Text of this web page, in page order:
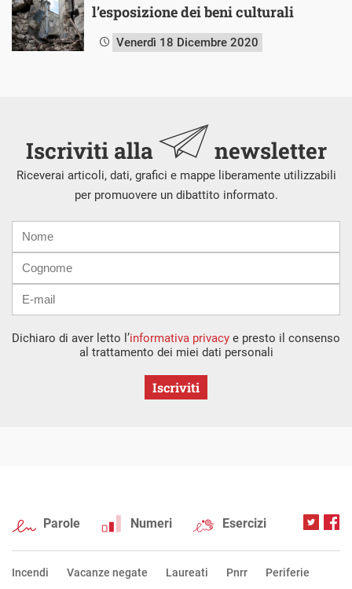
l’esposizione dei beni culturali
Venerdì 18 Dicembre 2020
Iscriviti alla newsletter
Riceverai articoli, dati, grafici e mappe liberamente utilizzabili
per promuovere un dibattito informato.
mail
Dichiaro di aver letto l’informativa privacy e presto il consenso
al trattamento dei miei dati personali
Iscriviti
Parole Numeri Esercizi
Incendi Vacanze negate Laureati Pnrr Periferie